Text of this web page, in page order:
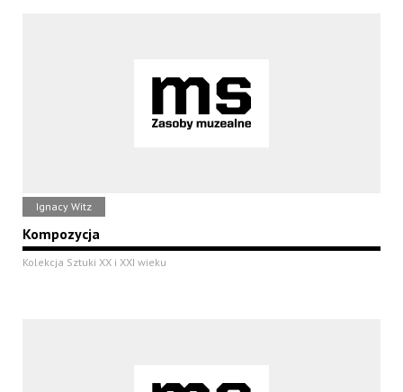
Ignacy Witz
Kompozycja
Kolekcja Sztuki XX i XXI wieku